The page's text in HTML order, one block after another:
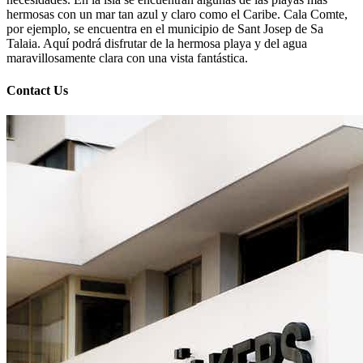
hermosas con un mar tan azul y claro como el Caribe. Cala Comte,
por ejemplo, se encuentra en el municipio de Sant Josep de Sa
Talaia. Aquí podrá disfrutar de la hermosa playa y del agua
maravillosamente clara con una vista fantástica.
Contact Us